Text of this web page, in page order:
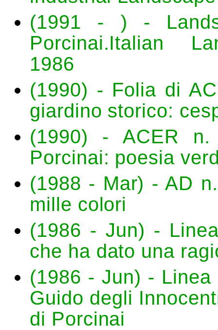
(1991 - ) -
Porcinai.Italian
1986
(1990) - Folia di
giardino storico:
(1990) - ACER
Porcinai: poesia
(1988 - Mar) - AD
mille colori
(1986 - Jun) -
che ha dato una
(1986 - Jun) -
Guido degli
di Porcinai